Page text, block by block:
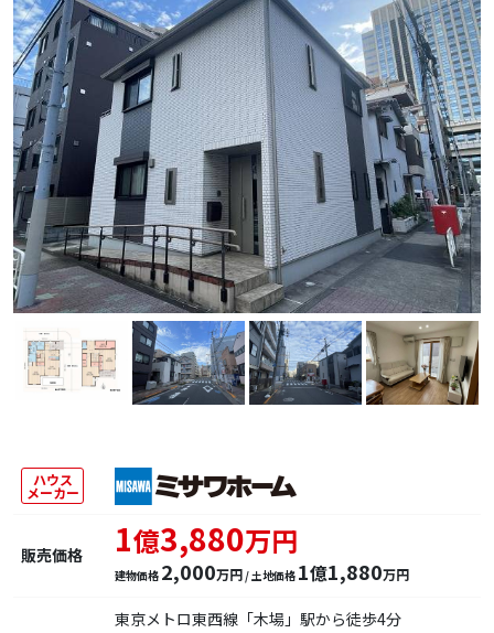
ハウス
メーカー
販売価格 1億3,880万円
建物価格 2,000万円 / 土地価格 1億1,880万円
東京メトロ東西線「木場」駅から徒歩4分